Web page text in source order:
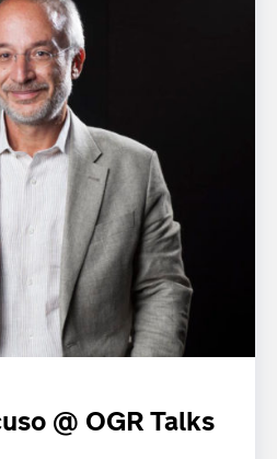
@ OGR Talks